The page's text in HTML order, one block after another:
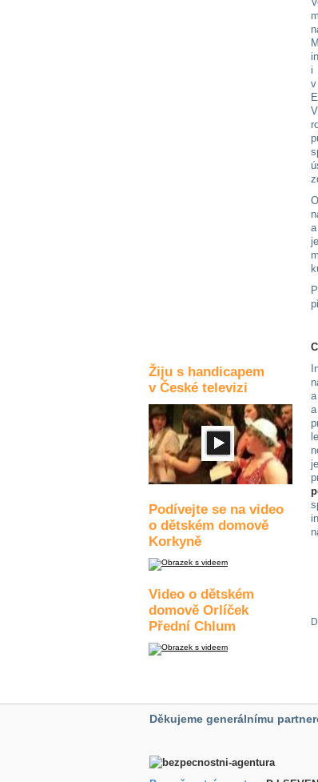
Žiju s handicapem
v České televizi
Podívejte se na video
o dětském domově
Korkyně
Video o dětském
domově Orlíček
Přední Chlum
i
Děkujeme generálnímu